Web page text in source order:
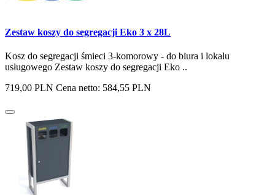
Zestaw koszy do segregacji Eko 3 x 28L
Kosz do segregacji śmieci 3-komorowy - do biura i lokalu
usługowego Zestaw koszy do segregacji Eko ..
719,00 PLN Cena netto: 584,55 PLN